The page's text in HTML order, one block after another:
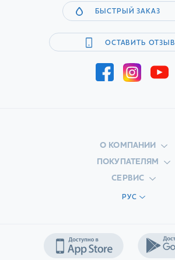
БЫСТРЫЙ ЗАКАЗ
ОСТАВИТЬ ОТЗЫВ
О КОМПАНИИ
ПОКУПАТЕЛЯМ
СЕРВИС
РУС